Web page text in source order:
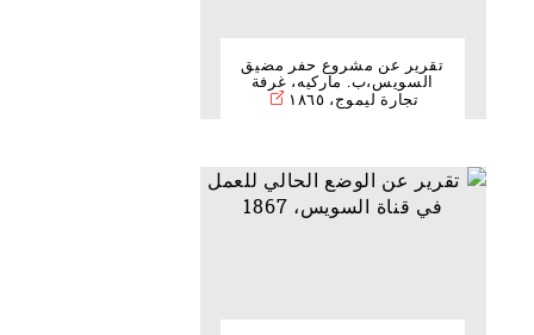
تقرير عن مشروع حفر مضيق
السويس،ب. ماركيه، غرفة
تجارة ليموج، ١٨٦٥